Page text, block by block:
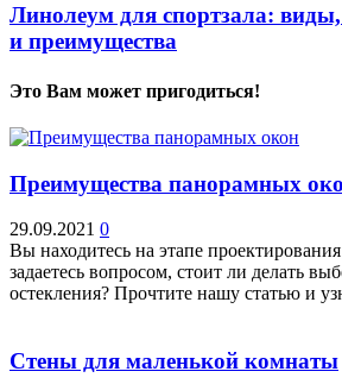
Линолеум для спортзала:
и преимущества
Это Вам может пригодиться!
Преимущества панорамных
29.09.2021 0
Вы находитесь на этапе
задаетесь вопросом, стоит ли делать
остекления? Прочтите нашу статью и
Стены для маленькой комнаты